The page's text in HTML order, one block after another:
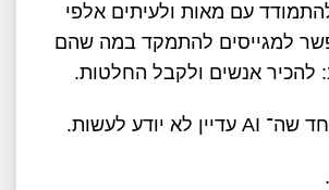
עם מאות ולעיתים אלפי
למגייסים להתמקד במה שהם
להכיר אנשים ולקבל החלטות.
שה־ AI עדיין לא יודע לעשות.
.